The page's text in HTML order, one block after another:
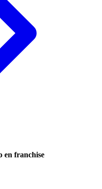
en franchise